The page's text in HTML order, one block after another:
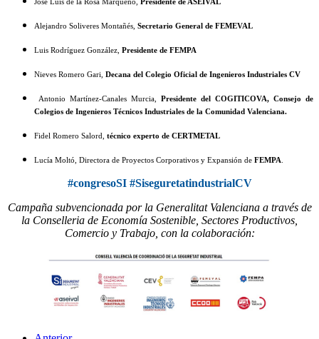
Alejandro Soliveres Montañés, Secretario General de FEMEVAL
Luis Rodríguez González, Presidente de FEMPA
Nieves Romero Gari, Decana del Colegio Oficial de Ingenieros Industriales CV
Antonio Martínez-Canales Murcia, Presidente del COGITICOVA, Consejo de
Colegios de Ingenieros Técnicos Industriales de la Comunidad Valenciana.
Fidel Romero Salord, técnico experto de CERTMETAL
Lucía Moltó, Directora de Proyectos Corporativos y Expansión de FEMPA
#congresoSI #SiseguretatindustrialCV
Campaña subvencionada por la Generalitat Valenciana a través de
la Conselleria de Economía Sostenible, Sectores Productivos,
Comercio y Trabajo, con la colaboración: